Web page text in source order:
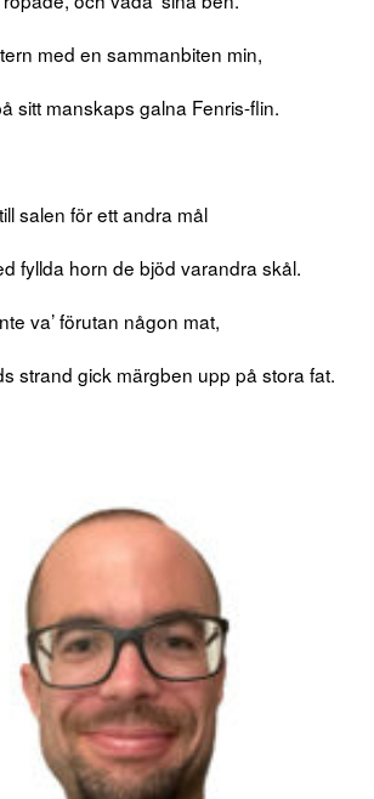
med en sammanbiten min,
sitt manskaps galna Fenris-flin.
salen för ett andra mål
fyllda horn de bjöd varandra skål.
va’ förutan någon mat,
strand gick märgben upp på stora fat.